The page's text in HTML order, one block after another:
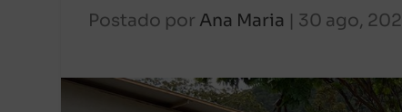
Postado por Ana Maria | 30 ago,